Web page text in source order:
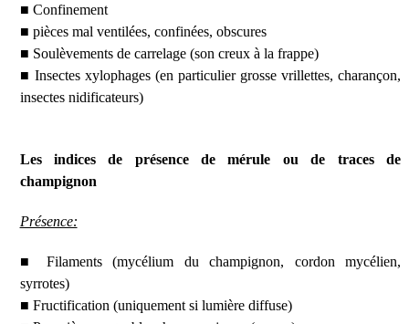
■ Confinement
■ pièces mal ventilées, confinées, obscures
■ Soulèvements de carrelage (son creux à la frappe)
■ Insectes xylophages (en particulier grosse vrillettes, charançon,
insectes nidificateurs)
Les indices de présence de mérule ou de traces de
champignon
Présence:
■ Filaments (mycélium du champignon, cordon mycélien,
syrrotes)
■ Fructification (uniquement si lumière diffuse)